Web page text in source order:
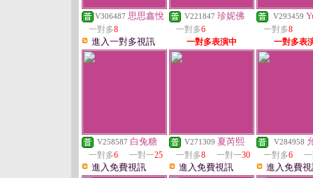
V306487 思思鑫悅
一對多8
進入一對多視訊
V221847 珍妮佛
一對多6
一對多表演中
V293459
一對多8
一對多表
V258587 白兔糖
一對多6 一對一25
進入免費視訊
V271309 夏芮熙
一對多8 一對一30
進入免費視訊
V284958
一對多6
進入免費